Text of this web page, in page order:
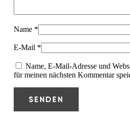
Name *
E-Mail *
Name, E-Mail-Adresse und
für meinen nächsten Kommentar